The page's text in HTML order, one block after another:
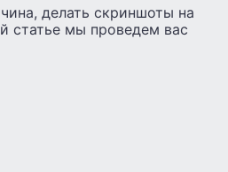
делать скриншоты на
статье мы проведем вас